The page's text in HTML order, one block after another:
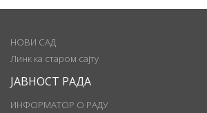
НОВИ САД
Линк ка старом сајту
ЈАВНОСТ РАДА
ИНФОРМАТОР О РАДУ